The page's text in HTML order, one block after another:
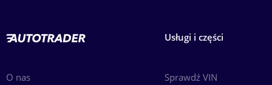
O nas
Usługi i części
Sprawdź VIN